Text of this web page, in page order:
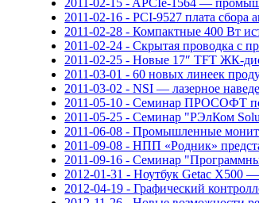
2011-02-15 - APCIe-1564 —
2011-02-16 - PCI-9527 плата
2011-02-28 - Компактные 400 Вт
2011-02-24 - Скрытая проводка с
2011-02-25 - Новые 17″ TFT ЖК-
2011-03-01 - 60 новых линеек
2011-03-02 - NSI — лазерное
2011-05-10 - Семинар ПРОСОФТ
2011-05-25 - Семинар "РЭлКом
2011-06-08 - Промышленные
2011-09-08 - НПП «Родник»
2011-09-16 - Семинар
2012-01-31 - Ноутбук Getac X500
2012-04-19 - Графический